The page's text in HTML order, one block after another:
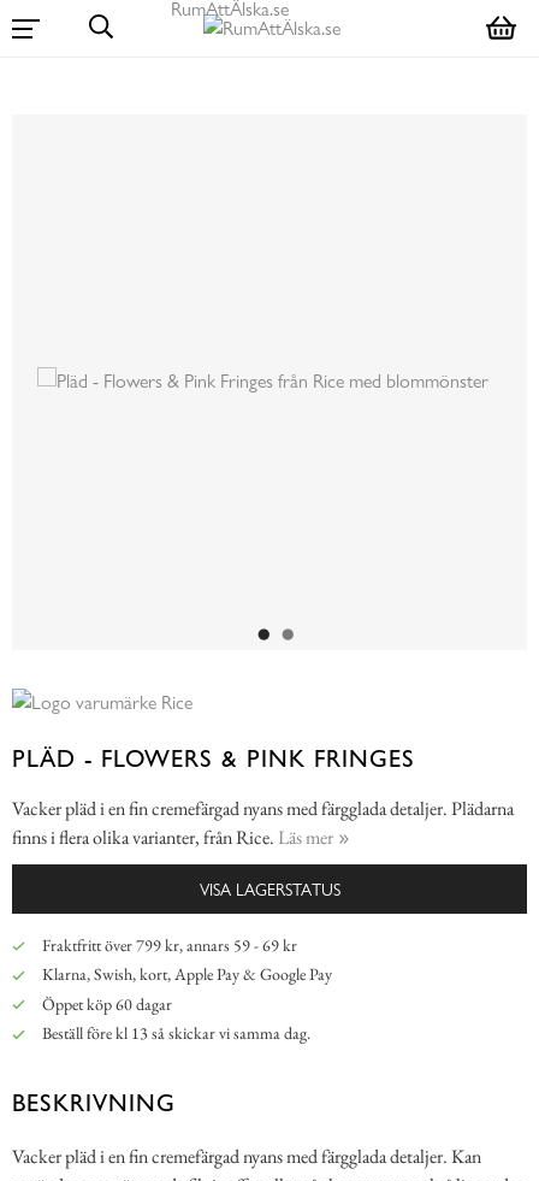
PLÄD - FLOWERS & PINK FRINGES
Vacker pläd i en fin cremefärgad nyans med färgglada detaljer. Plädarna
finns i flera olika varianter, från Rice. Läs mer
VISA LAGERSTATUS
Fraktfritt över 799 kr, annars 59 - 69 kr
Klarna, Swish, kort, Apple Pay & Google Pay
Öppet köp 60 dagar
Beställ före kl 13 så skickar vi samma dag.
BESKRIVNING
Vacker pläd i en fin cremefärgad nyans med färgglada detaljer. Kan